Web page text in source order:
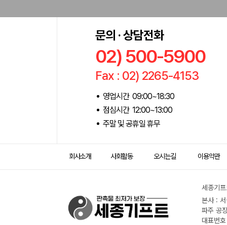
문의 · 상담전화
02) 500-5900
Fax : 02) 2265-4153
영업시간 09:00~18:30
점심시간 12:00~13:00
주말 및 공휴일 휴무
회사소개 사회활동 오시는길 이용약관
세종기
본사 :
파주 공
대표번